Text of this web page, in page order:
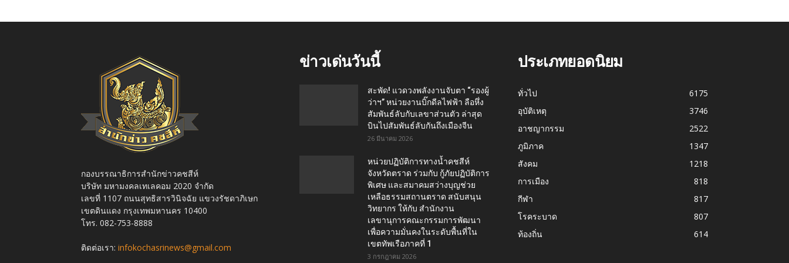
กองบรรณาธิการสำนักข่าวคชสีห์
บริษัท มหามงคลเทเลคอม 2020 จำกัด
เลขที่ 1107 ถนนสุทธิสารวินิจฉัย แขวงรัชดาภิเษก
เขตดินแดง กรุงเทพมหานคร 10400
โทร. 082-753-8888
ติดต่อเรา: infokochasrinews@gmail.com
ข่าวเด่นวันนี้
สะพัด! แวดวงพลังงานจับตา “รองผู้
ว่าฯ” หน่วยงานบิ๊กดีลไฟฟ้า ลือหึ่ง
สัมพันธ์ลับกับเลขาส่วนตัว ล่าสุด
บินไปสัมพันธ์ลับกันถึงเมืองจีน
26 มีนาคม 2026
หน่วยปฏิบัติการทางน้ำคชสีห์
จังหวัดตราด ร่วมกับ กู้ภัยปฏิบัติการ
พิเศษ และสมาคมสว่างบุญช่วย
เหลือธรรมสถานตราด สนับสนุน
วิทยากร ให้กับ สำนักงาน
เลขานุการคณะกรรมการพัฒนา
เพื่อความมั่นคงในระดับพื้นที่ใน
เขตทัพเรือภาคที่ 1
3 กรกฎาคม 2026
ประเภทยอดนิยม
ทั่วไป
6175
อุบัติเหตุ
3746
อาชญากรรม
2522
ภูมิภาค
1347
สังคม
1218
การเมือง
818
กีฬา
817
โรคระบาด
807
ท้องถิ่น
614